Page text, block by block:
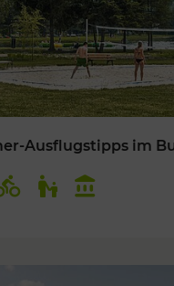
Ausflugstipps im